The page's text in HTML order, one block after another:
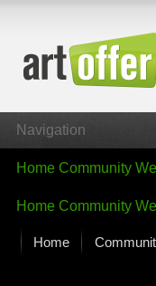
Navigation
Home Community
Home Community
Home